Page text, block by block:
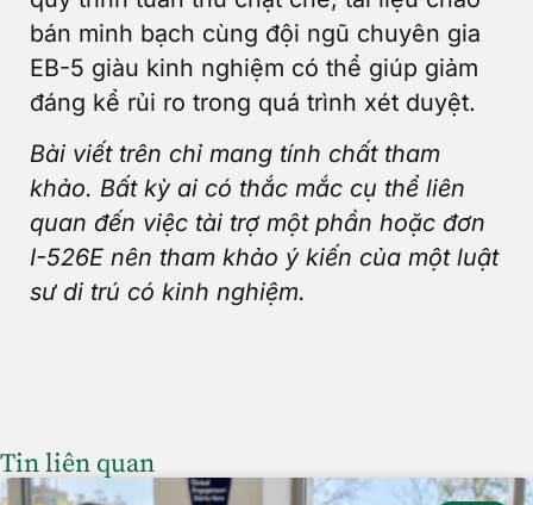
bán minh bạch cùng đội ngũ chuyên gia
EB-5 giàu kinh nghiệm có thể giúp giảm
đáng kể rủi ro trong quá trình xét duyệt.
Bài viết trên chỉ mang tính chất tham
khảo. Bất kỳ ai có thắc mắc cụ thể liên
quan đến việc tài trợ một phần hoặc đơn
I-526E nên tham khảo ý kiến của một luật
sư di trú có kinh nghiệm.
Tin liên quan